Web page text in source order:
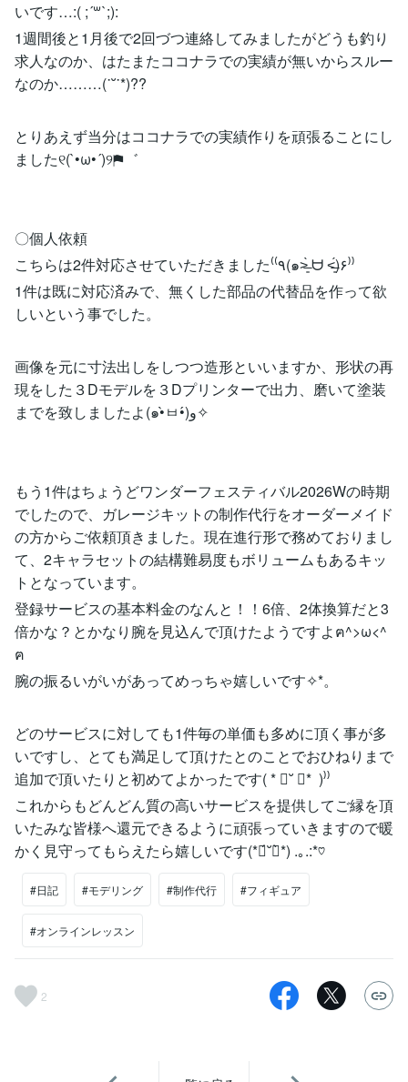
いです…:( ;´꒳`;):
1週間後と1月後で2回づつ連絡してみましたがどうも釣り
求人なのか、はたまたココナラでの実績が無いからスルー
なのか………(˙˘˙*)??
とりあえず当分はココナラでの実績作りを頑張ることにし
ました୧(`•ω•´)୨⚑゛
〇個人依頼
こちらは2件対応させていただきました⁽⁽٩(๑˃̶͈̀ ᗨ ˂̶͈́)۶⁾⁾
1件は既に対応済みで、無くした部品の代替品を作って欲
しいという事でした。
画像を元に寸法出しをしつつ造形といいますか、形状の再
現をした３Dモデルを３Dプリンターで出力、磨いて塗装
までを致しましたよ(๑•̀ㅂ•́)و✧
もう1件はちょうどワンダーフェスティバル2026Wの時期
でしたので、ガレージキットの制作代行をオーダーメイド
の方からご依頼頂きました。現在進行形で務めておりまし
て、2キャラセットの結構難易度もボリュームもあるキッ
トとなっています。
登録サービスの基本料金のなんと！！6倍、2体換算だと3
倍かな？とかなり腕を見込んで頂けたようですよฅ^>ω<^
ฅ
腕の振るいがいがあってめっちゃ嬉しいです✧*。
どのサービスに対しても1件毎の単価も多めに頂く事が多
いですし、とても満足して頂けたとのことでおひねりまで
追加で頂いたりと初めてよかったです( * ॑˘ ॑* )⁾⁾
これからもどんどん質の高いサービスを提供してご縁を頂
いたみな皆様へ還元できるように頑張っていきますので暖
かく見守ってもらえたら嬉しいです(*ฅ́˘ฅ̀*) .｡.:*♡
#日記 #モデリング #制作代行 #フィギュア
#オンラインレッスン
2